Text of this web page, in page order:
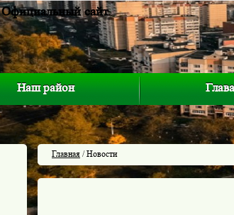
Официальный сайт
Наш район
Главная / Новости